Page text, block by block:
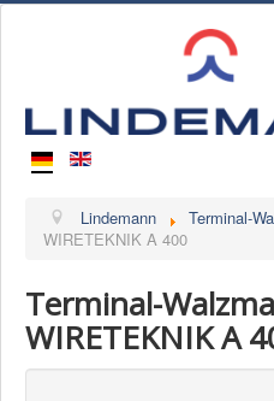
Home
Kontakt
Im Katalog blättern
Lindemann
Terminal-
WIRETEKNIK A 400
Terminal-
WIRETEKNIK A